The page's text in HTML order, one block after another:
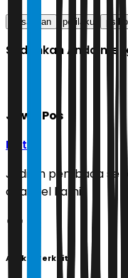
pasangan perilaku
Sudahkah Anda
Jawa Pos
Ikuti
Jadilah pembaca
channel kami!
Artikel Terkait